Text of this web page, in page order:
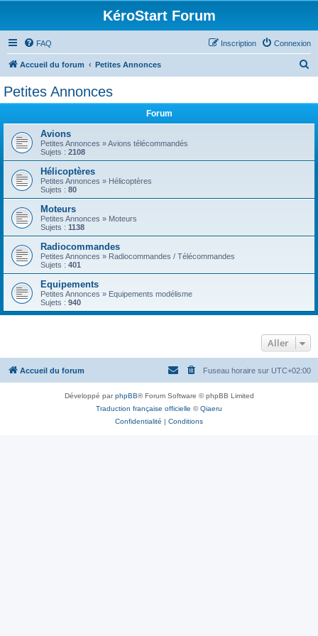
KéroStart Forum
FAQ Connexion
Inscription
Accueil du forum Petites Annonces
e
Petites Annonces
Forum
Avions
Petites Annonces » Avions télécommandés
Sujets : 2108
Hélicoptères
Petites Annonces » Hélicoptères
Sujets : 80
Moteurs
Petites Annonces » Moteurs
Sujets : 1138
Radiocommandes
Petites Annonces » Radiocommandes / Télécommandes
Sujets : 401
Equipements
Petites Annonces » Equipements modélisme
Sujets : 940
Aller
Accueil du forum Fuseau horaire sur UTC+02:00
Développé parphpBB® Forum Software © phpBB Limited
Traduction française officielle ©Qiaeru
Confidentialité | Conditions